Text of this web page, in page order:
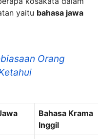
yaitu bahasa jawa
Orang
Bahasa Krama
Inggil